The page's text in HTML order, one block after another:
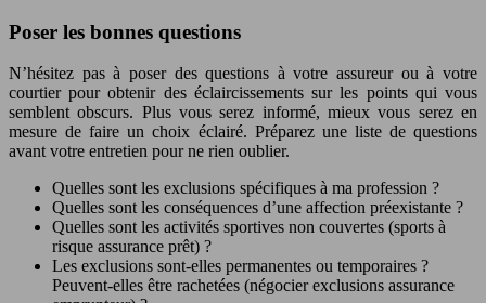
Poser les bonnes questions
N’hésitez pas à poser des questions à votre assureur ou à votre
courtier pour obtenir des éclaircissements sur les points qui vous
semblent obscurs. Plus vous serez informé, mieux vous serez en
mesure de faire un choix éclairé. Préparez une liste de questions
avant votre entretien pour ne rien oublier.
Quelles sont les exclusions spécifiques à ma profession ?
Quelles sont les conséquences d’une affection préexistante ?
Quelles sont les activités sportives non couvertes (sports à
risque assurance prêt) ?
Les exclusions sont-elles permanentes ou temporaires ?
Peuvent-elles être rachetées (négocier exclusions assurance